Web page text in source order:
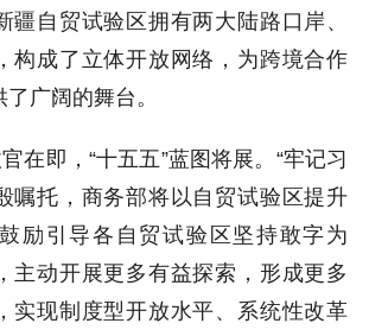
疆自贸试验区拥有两大陆路口岸、
构成了立体开放网络，为跨境合作
广阔的舞台。
即，“十五五”蓝图将展。“牢记习
嘱托，商务部将以自贸试验区提升
励引导各自贸试验区坚持敢字为
主动开展更多有益探索，形成更多
实现制度型开放水平、系统性改革